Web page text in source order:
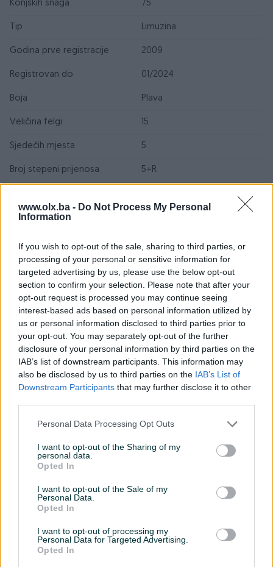
www.olx.ba - Do Not Process My Personal
Information
If you wish to opt-out of the sale, sharing to third parties, or
processing of your personal or sensitive information for
targeted advertising by us, please use the below opt-out
section to confirm your selection. Please note that after your
opt-out request is processed you may continue seeing
interest-based ads based on personal information utilized by
us or personal information disclosed to third parties prior to
your opt-out. You may separately opt-out of the further
disclosure of your personal information by third parties on the
IAB’s list of downstream participants. This information may
also be disclosed by us to third parties on the IAB’s List of
Downstream Participants that may further disclose it to other
Personal Data Processing Opt Outs
I want to opt-out of the Sharing of my
personal data.
Opted In
I want to opt-out of the Sale of my
Personal Data.
Opted In
I want to opt-out of processing my
Personal Data for Targeted Advertising.
Opted In
Konjskih snaga 75
Tip Limuzina
Godina prve registracije 2009
Registrovan do 01/2024
Boja Plava
Veličina felgi 15
Sjedećih mjesta 5
Broj stepeni prijenosa 5+R
Broj prethodnih vlasnika
Registrovan
Centralna brava
Airbag
ABS
ESP
Servo volan
Servisna knjiga
Datum objave 23.05.2023
Muzika/ozvučenje